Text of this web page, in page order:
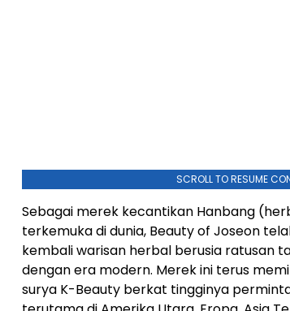
SCROLL TO RESUME
Sebagai merek kecantikan Hanbang
terkemuka di dunia, Beauty of Joseon
kembali warisan herbal berusia ratusan
dengan era modern. Merek ini terus
surya K-Beauty berkat tingginya